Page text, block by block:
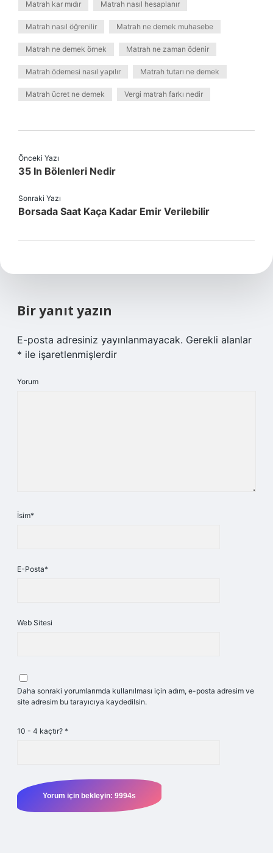
Matrah kar mıdır Matrah nasıl hesaplanır
Matrah nasıl öğrenilir Matrah ne demek muhasebe
Matrah ne demek örnek Matrah ne zaman ödenir
Matrah ödemesi nasıl yapılır Matrah tutarı ne demek
Matrah ücret ne demek Vergi matrah farkı nedir
Önceki Yazı
35 In Bölenleri Nedir
Sonraki Yazı
Borsada Saat Kaça Kadar Emir Verilebilir
Bir yanıt yazın
E-posta adresiniz yayınlanmayacak. Gerekli alanlar
* ile işaretlenmişlerdir
Yorum
İsim*
E-Posta*
Web Sitesi
Daha sonraki yorumlarımda kullanılması için adım, e-posta adresim ve
site adresim bu tarayıcıya kaydedilsin.
10 - 4 kaçtır? *